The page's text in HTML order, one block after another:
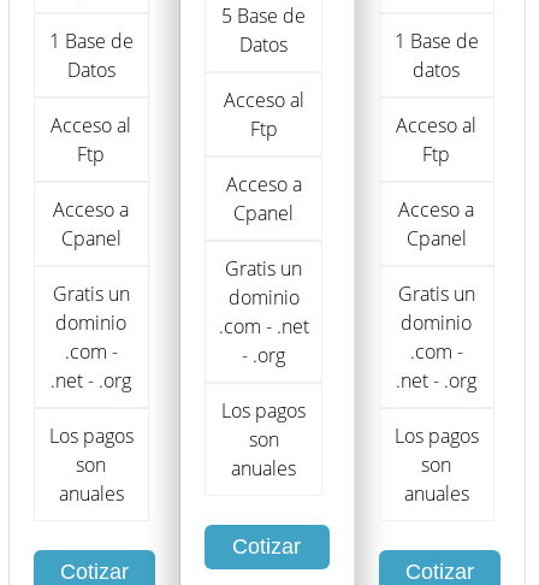
1 Base de
Datos
Acceso al
Ftp
Acceso a
Cpanel
Gratis un
dominio
.com -
.net - .org
Los pagos
son
anuales
Cotizar
5 Base de
Datos
Acceso al
Ftp
Acceso a
Cpanel
Gratis un
dominio
.com - .net
- .org
Los pagos
son
anuales
Cotizar
1 Base de
datos
Acceso al
Ftp
Acceso a
Cpanel
Gratis un
dominio
.com -
.net - .org
Los pagos
son
anuales
Cotizar